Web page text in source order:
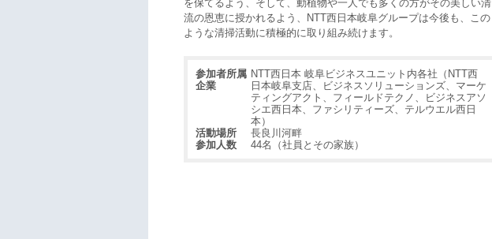
を保てるよう、そして、動植物や一人でも多くの方がその美しい清
流の恩恵に授かれるよう、NTT西日本岐阜グループは今後も、この
ような清掃活動に積極的に取り組み続けます。
参加者所属
企業
NTT西日本 岐阜ビジネスユニット内各社（NTT西
日本岐阜支店、ビジネスソリューションズ、マーケ
ティングアクト、フィールドテクノ、ビジネスアソ
シエ西日本、ファシリティーズ、テルウエル西日
本）
活動場所
長良川河畔
参加人数
44名（社員とその家族）